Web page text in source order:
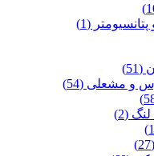
(1)
و مشعلی (54)
(2)